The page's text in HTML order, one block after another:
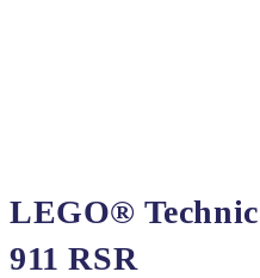
LEGO® Technic
911 RSR